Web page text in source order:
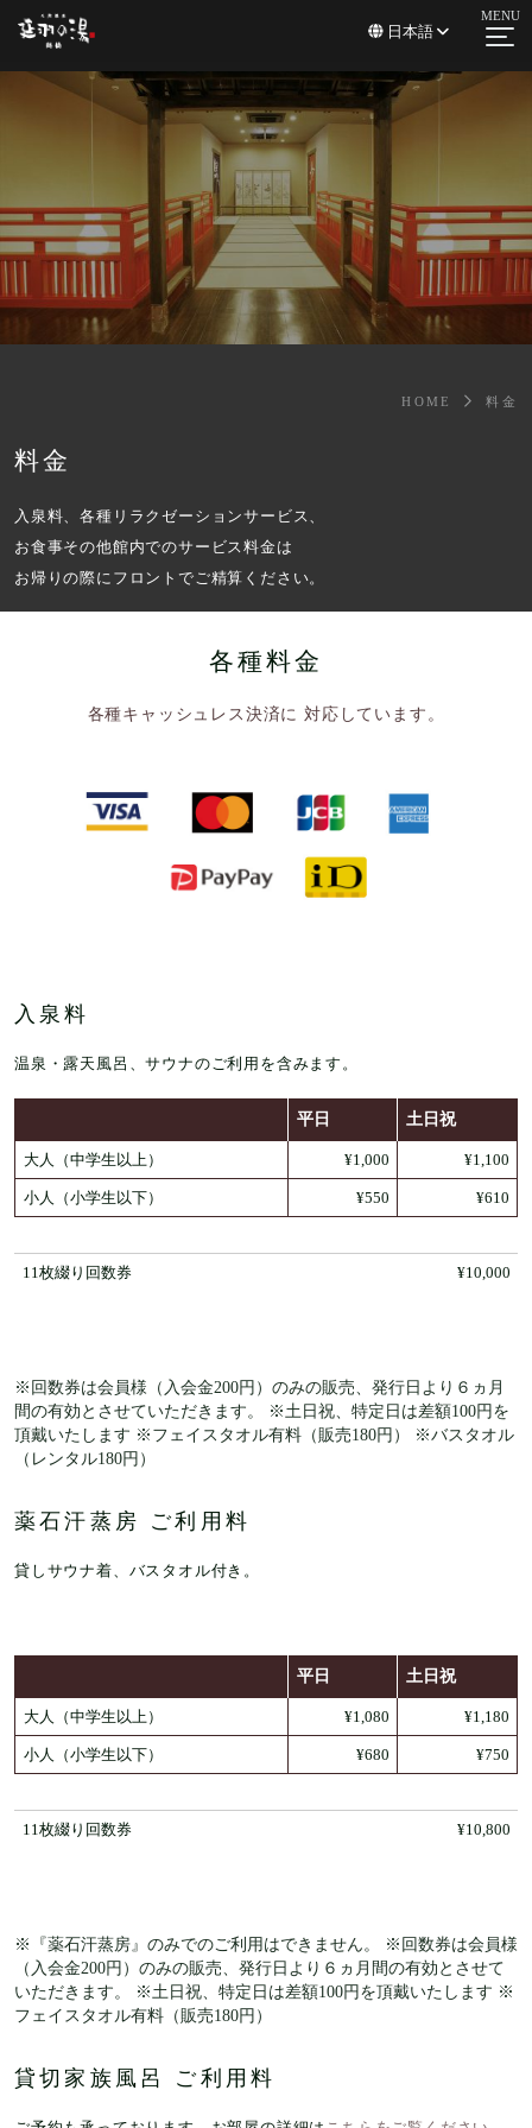
日本語
3Dウォークスルー
延羽の湯 鶴橋の館内を3DVRで撮影したウォークスルー。
まるで館内を歩いているかのようにご覧いただけます。
リニューアルしたサウナをぜひご覧ください。
サウナ
薬石汗蒸房
貸切家族風呂
貸切家族風呂のご予約
リラクゼーション
料金について
HOME 料金
料金
入泉料、各種リラクゼーションサービス、
お食事その他館内でのサービス料金は
お帰りの際にフロントでご精算ください。
各種料金
各種キャッシュレス決済に 対応しています。
入泉料
温泉・露天風呂、サウナのご利用を含みます。
平日 土日祝
大人（中学生以上） ¥1,000 ¥1,100
小人（小学生以下） ¥550 ¥610
11枚綴り回数券 ¥10,000
※回数券は会員様（入会金200円）のみの販売、発行日より６ヵ月
間の有効とさせていただきます。 ※土日祝、特定日は差額100円を
頂戴いたします ※フェイスタオル有料（販売180円） ※バスタオル
（レンタル180円）
薬石汗蒸房 ご利用料
貸しサウナ着、バスタオル付き。
平日 土日祝
大人（中学生以上） ¥1,080 ¥1,180
小人（小学生以下） ¥680 ¥750
11枚綴り回数券 ¥10,800
※『薬石汗蒸房』のみでのご利用はできません。 ※回数券は会員様
（入会金200円）のみの販売、発行日より６ヵ月間の有効とさせて
いただきます。 ※土日祝、特定日は差額100円を頂戴いたします ※
フェイスタオル有料（販売180円）
貸切家族風呂 ご利用料